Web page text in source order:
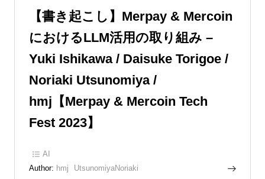
【書き起こし】Merpay & Mercoin
におけるLLM活用の取り組み –
Yuki Ishikawa / Daisuke Torigoe /
Noriaki Utsunomiya /
hmj【Merpay & Mercoin Tech
Fest 2023】
AI
Author: hmj UtsunomiyaNoriaki